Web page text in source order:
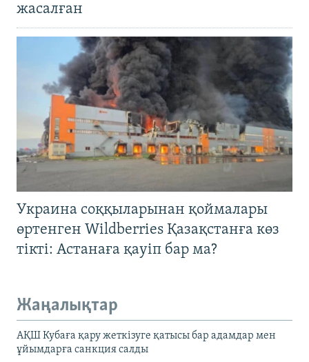
жасалған
Украина соққыларынан қоймалары
өртенген Wildberries Қазақстанға көз
тікті: Астанаға қауіп бар ма?
Жаңалықтар
АҚШ Кубаға қару жеткізуге қатысы бар адамдар мен
ұйымдарға санкция салды